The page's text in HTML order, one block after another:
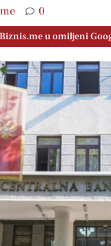
0
u omiljeni